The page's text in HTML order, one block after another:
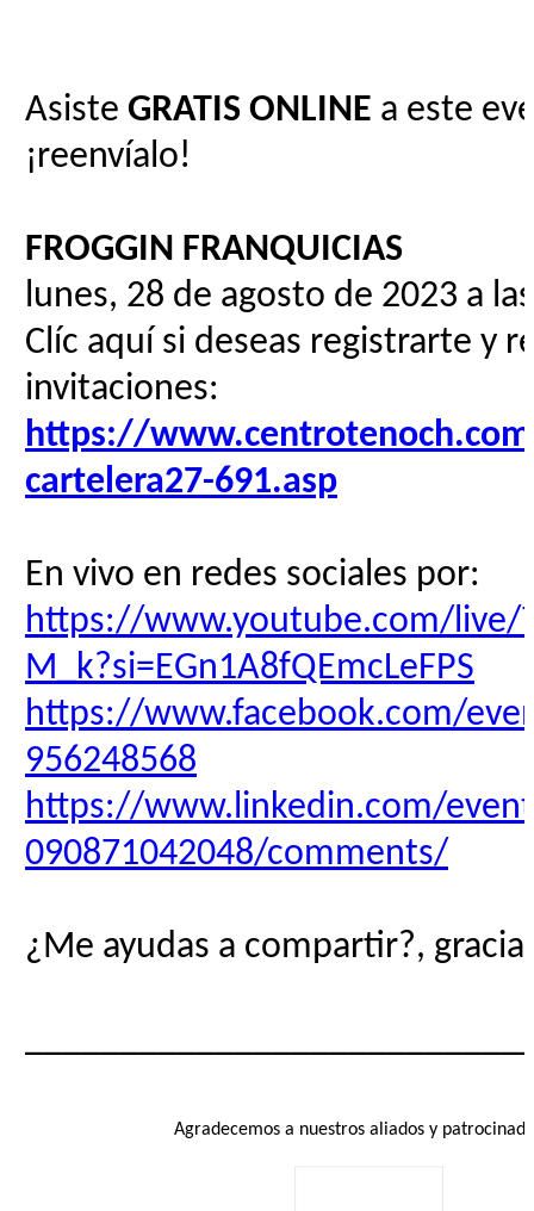
Asiste GRATIS ONLINE a este
¡reenvíalo!
FROGGIN FRANQUICIAS
lunes, 28 de agosto de 2023 a
Clíc aquí si deseas registrarte y
invitaciones:
https://
cartelera27-691.asp
En vivo en redes sociales por:
https://www.youtube.com/live/
M_k?si=EGn1A8fQEmcLeFPS
https://www.facebook.com/
956248568
https://www.linkedin.com/
090871042048/comments/
¿Me ayudas a compartir?,
Agradecemos a nuestros aliados y